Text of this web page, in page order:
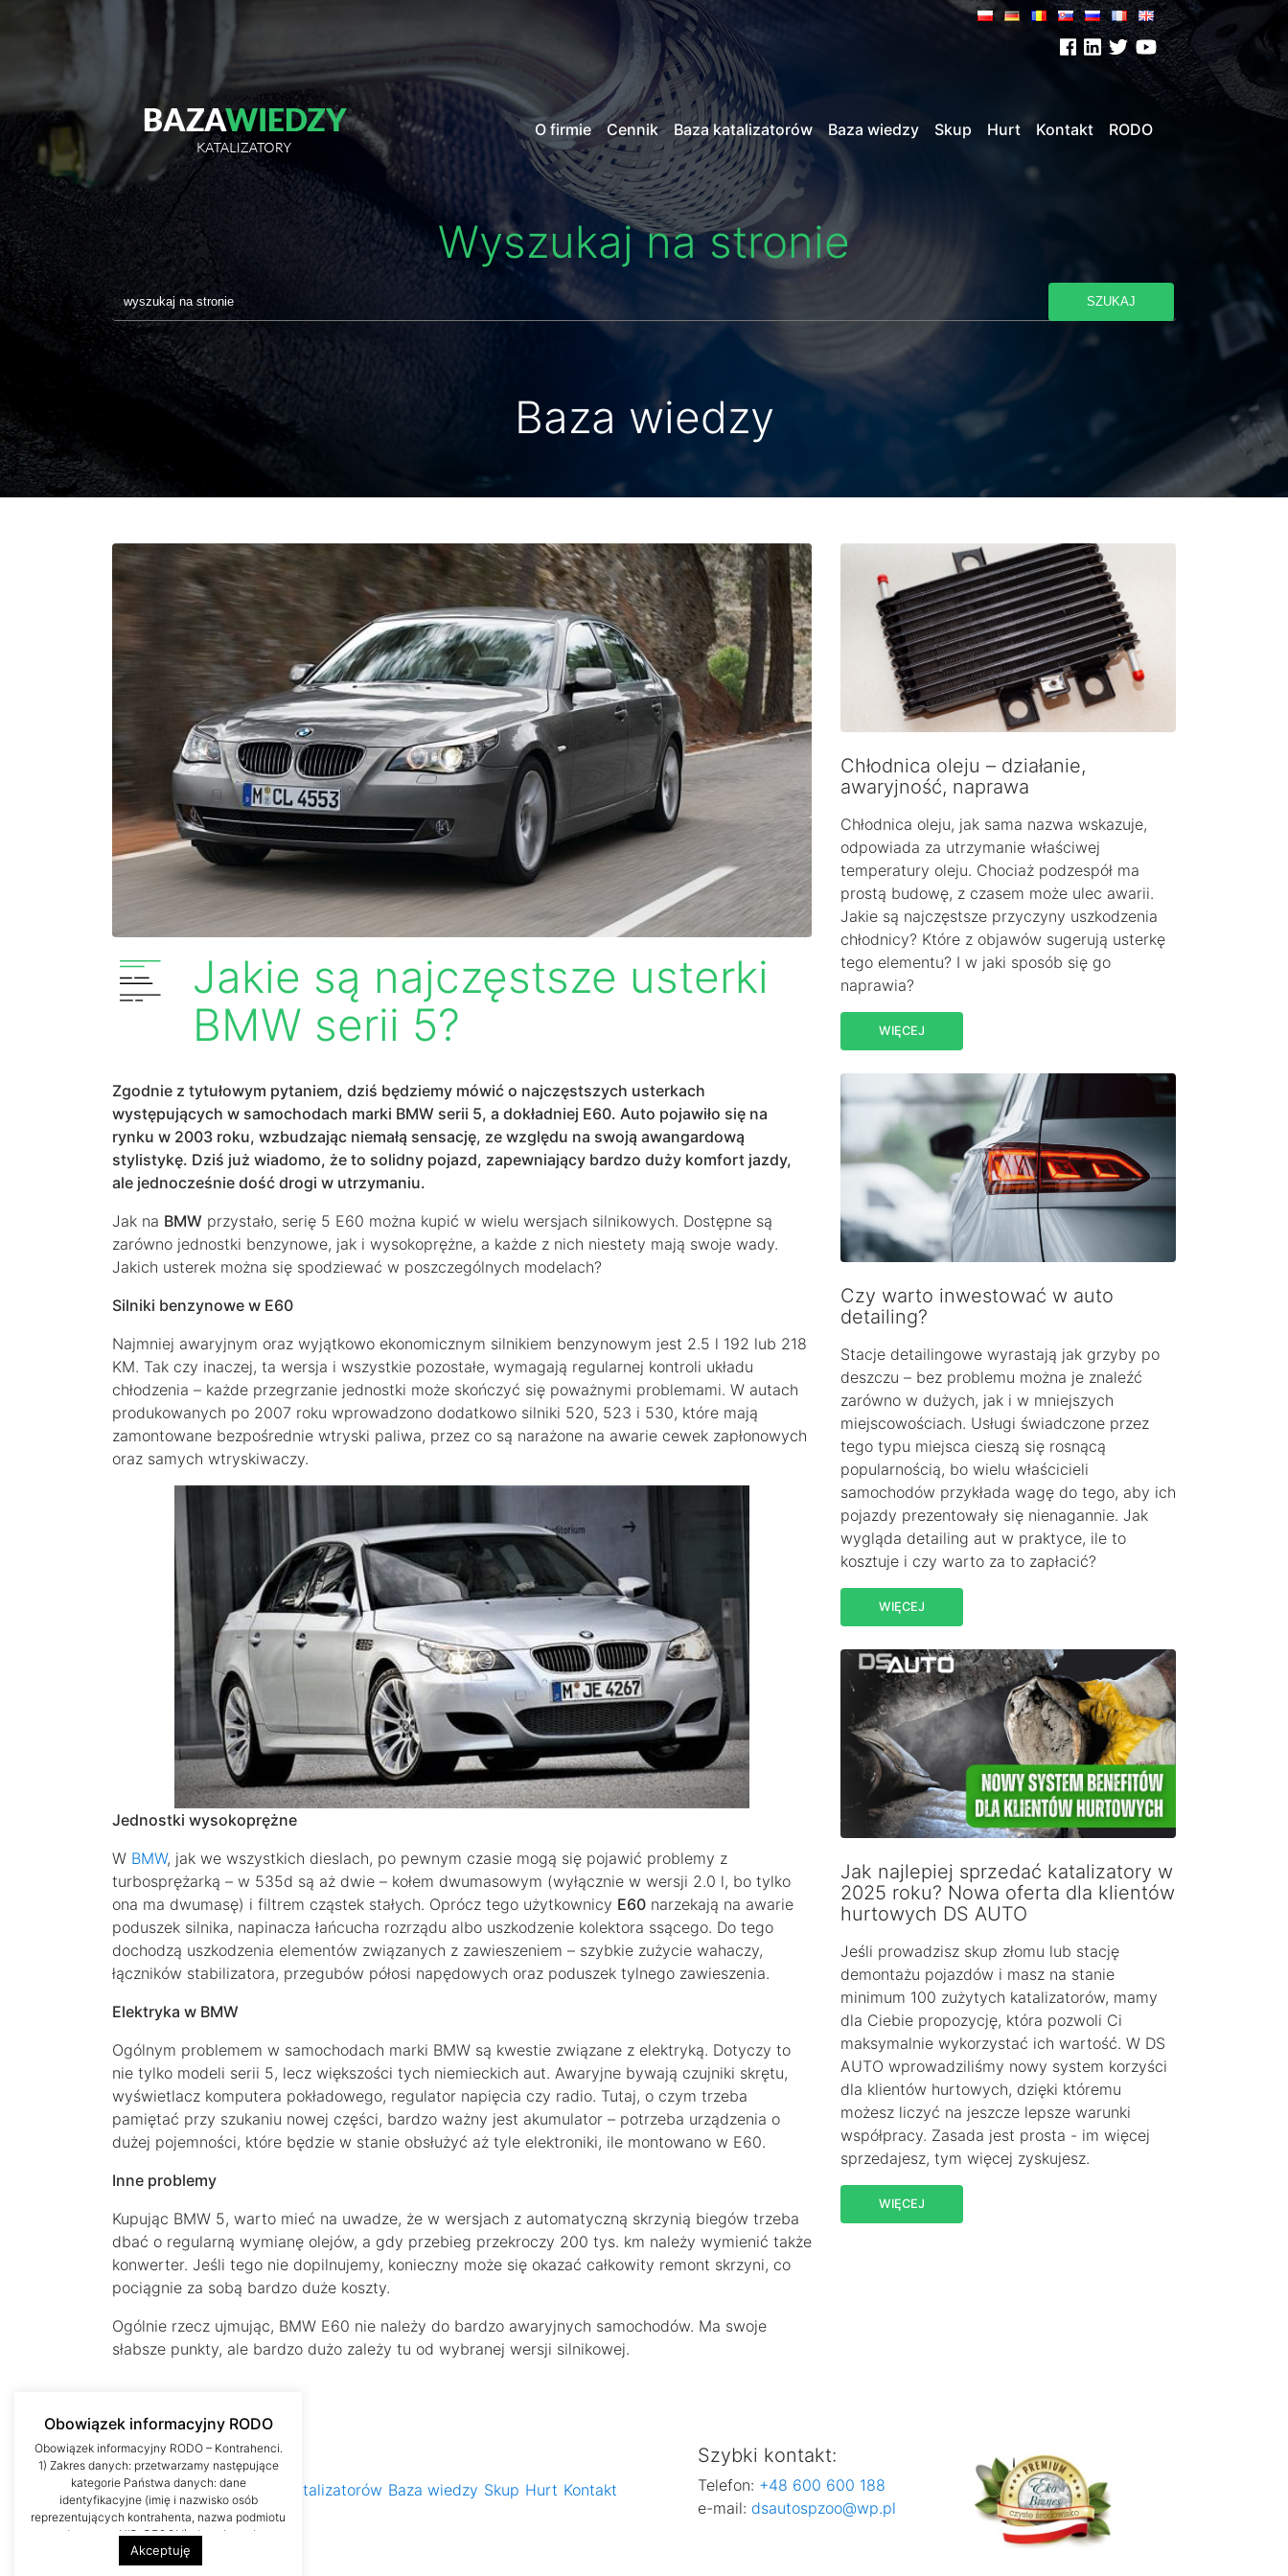
O firmie Cennik Baza katalizatorów Baza wiedzy Skup Hurt Kontakt RODO
Wyszukaj na stronie
SZUKAJ
Baza wiedzy
Jakie są najczęstsze usterki
BMW serii 5?
Zgodnie z tytułowym pytaniem, dziś będziemy mówić o najczęstszych usterkach
występujących w samochodach marki BMW serii 5, a dokładniej E60. Auto pojawiło się na
rynku w 2003 roku, wzbudzając niemałą sensację, ze względu na swoją awangardową
stylistykę. Dziś już wiadomo, że to solidny pojazd, zapewniający bardzo duży komfort jazdy,
ale jednocześnie dość drogi w utrzymaniu.
Jak na BMW przystało, serię 5 E60 można kupić w wielu wersjach silnikowych. Dostępne są
zarówno jednostki benzynowe, jak i wysokoprężne, a każde z nich niestety mają swoje wady.
Jakich usterek można się spodziewać w poszczególnych modelach?
Silniki benzynowe w E60
Najmniej awaryjnym oraz wyjątkowo ekonomicznym silnikiem benzynowym jest 2.5 l 192 lub 218
KM. Tak czy inaczej, ta wersja i wszystkie pozostałe, wymagają regularnej kontroli układu
chłodzenia – każde przegrzanie jednostki może skończyć się poważnymi problemami. W autach
produkowanych po 2007 roku wprowadzono dodatkowo silniki 520, 523 i 530, które mają
zamontowane bezpośrednie wtryski paliwa, przez co są narażone na awarie cewek zapłonowych
oraz samych wtryskiwaczy.
Jednostki wysokoprężne
W BMW, jak we wszystkich dieslach, po pewnym czasie mogą się pojawić problemy z
turbosprężarką – w 535d są aż dwie – kołem dwumasowym (wyłącznie w wersji 2.0 l, bo tylko
ona ma dwumasę) i filtrem cząstek stałych. Oprócz tego użytkownicy E60 narzekają na awarie
poduszek silnika, napinacza łańcucha rozrządu albo uszkodzenie kolektora ssącego. Do tego
dochodzą uszkodzenia elementów związanych z zawieszeniem – szybkie zużycie wahaczy,
łączników stabilizatora, przegubów półosi napędowych oraz poduszek tylnego zawieszenia.
Elektryka w BMW
Ogólnym problemem w samochodach marki BMW są kwestie związane z elektryką. Dotyczy to
nie tylko modeli serii 5, lecz większości tych niemieckich aut. Awaryjne bywają czujniki skrętu,
wyświetlacz komputera pokładowego, regulator napięcia czy radio. Tutaj, o czym trzeba
pamiętać przy szukaniu nowej części, bardzo ważny jest akumulator – potrzeba urządzenia o
dużej pojemności, które będzie w stanie obsłużyć aż tyle elektroniki, ile montowano w E60.
Inne problemy
Kupując BMW 5, warto mieć na uwadze, że w wersjach z automatyczną skrzynią biegów trzeba
dbać o regularną wymianę olejów, a gdy przebieg przekroczy 200 tys. km należy wymienić także
konwerter. Jeśli tego nie dopilnujemy, konieczny może się okazać całkowity remont skrzyni, co
pociągnie za sobą bardzo duże koszty.
Ogólnie rzecz ujmując, BMW E60 nie należy do bardzo awaryjnych samochodów. Ma swoje
słabsze punkty, ale bardzo dużo zależy tu od wybranej wersji silnikowej.
Chłodnica oleju – działanie,
awaryjność, naprawa
Chłodnica oleju, jak sama nazwa wskazuje,
odpowiada za utrzymanie właściwej
temperatury oleju. Chociaż podzespół ma
prostą budowę, z czasem może ulec awarii.
Jakie są najczęstsze przyczyny uszkodzenia
chłodnicy? Które z objawów sugerują usterkę
tego elementu? I w jaki sposób się go
naprawia?
WIĘCEJ
Czy warto inwestować w auto
detailing?
Stacje detailingowe wyrastają jak grzyby po
deszczu – bez problemu można je znaleźć
zarówno w dużych, jak i w mniejszych
miejscowościach. Usługi świadczone przez
tego typu miejsca cieszą się rosnącą
popularnością, bo wielu właścicieli
samochodów przykłada wagę do tego, aby ich
pojazdy prezentowały się nienagannie. Jak
wygląda detailing aut w praktyce, ile to
kosztuje i czy warto za to zapłacić?
WIĘCEJ
Jak najlepiej sprzedać katalizatory w
2025 roku? Nowa oferta dla klientów
hurtowych DS AUTO
Jeśli prowadzisz skup złomu lub stację
demontażu pojazdów i masz na stanie
minimum 100 zużytych katalizatorów, mamy
dla Ciebie propozycję, która pozwoli Ci
maksymalnie wykorzystać ich wartość. W DS
AUTO wprowadziliśmy nowy system korzyści
dla klientów hurtowych, dzięki któremu
możesz liczyć na jeszcze lepsze warunki
współpracy. Zasada jest prosta - im więcej
sprzedajesz, tym więcej zyskujesz.
WIĘCEJ
O firmie Cennik Baza katalizatorów Baza wiedzy Skup Hurt Kontakt
RODO
Szybki kontakt:
Telefon: +48 600 600 188
e-mail: dsautospzoo@wp.pl
Obowiązek informacyjny RODO
Obowiązek informacyjny RODO – Kontrahenci.
1) Zakres danych: przetwarzamy następujące
kategorie Państwa danych: dane
identyfikacyjne (imię i nazwisko osób
reprezentujących kontrahenta, nazwa podmiotu
gospodarczego, NIP, REGON), dane kontaktowe
(numer telefonu, adres poczty elektronicznej)
oraz korespondencyjne (adres siedziby
Akceptuję